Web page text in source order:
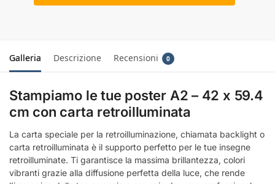
Galleria Descrizione Recensioni 0
Stampiamo le tue poster A2 – 42 x 59.4
cm con carta retroilluminata
La carta speciale per la retroilluminazione, chiamata backlight o
carta retroilluminata è il supporto perfetto per le tue insegne
retroilluminate. Ti garantisce la massima brillantezza, colori
vibranti grazie alla diffusione perfetta della luce, che rende